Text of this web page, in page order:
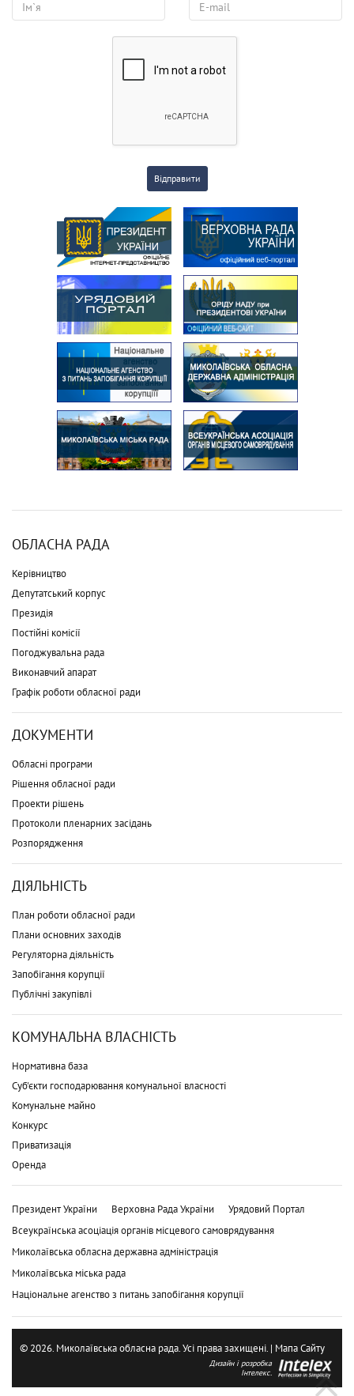
Відправити
ОБЛАСНА РАДА
Керівництво
Депутатський корпус
Президія
Постійні комісії
Погоджувальна рада
Виконавчий апарат
Графік роботи обласної ради
ДОКУМЕНТИ
Обласні програми
Рішення обласної ради
Проекти рішень
Протоколи пленарних засідань
Розпорядження
ДІЯЛЬНІСТЬ
План роботи обласної ради
Плани основних заходів
Регуляторна діяльність
Запобігання корупції
Публічні закупівлі
КОМУНАЛЬНА ВЛАСНІСТЬ
Нормативна база
Суб'єкти господарювання комунальної власності
Комунальне майно
Конкурс
Приватизація
Оренда
Президент України Верховна Рада України
Урядовий Портал
Всеукраїнська асоціація органів місцевого самоврядування
Миколаївська обласна державна адміністрація
Миколаївська міська рада
Національне агенство з питань запобігання корупції
© 2026. Миколаївська обласна рада. Усі права захищені. | Мапа Сайту
Дизайн і розробка
Інтелекс.